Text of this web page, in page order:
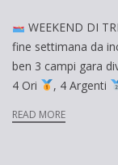
WEEKEND DI
fine settimana da
ben 3 campi gara
4 Ori
, 4 Argenti
READ MORE